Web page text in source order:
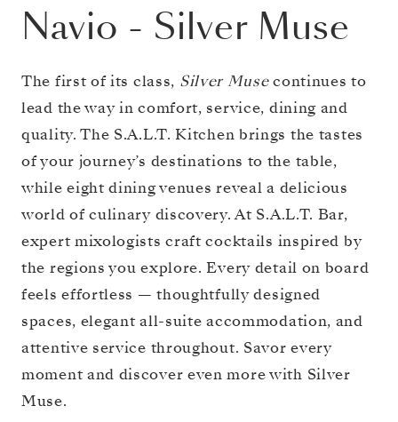
Navio - Silver Muse
The first of its class, Silver Musecontinues to
lead the way in comfort, service, dining and
quality. The S.A.L.T. Kitchen brings the tastes
of your journey’s destinations to the table,
while eight dining venues reveal a delicious
world of culinary discovery. At S.A.L.T. Bar,
expert mixologists craft cocktails inspired by
the regions you explore. Every detail on board
feels effortless — thoughtfully designed
spaces, elegant all-suite accommodation, and
attentive service throughout. Savor every
moment and discover even more with Silver
Muse.